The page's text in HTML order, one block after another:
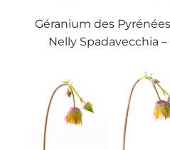
Géranium des
Nelly Spadavecchia